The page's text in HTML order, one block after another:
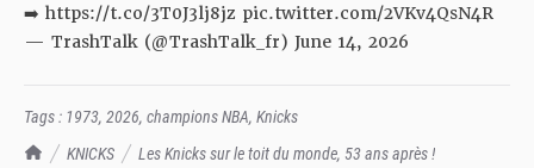
TrashTalk Actu NBA
KNICKS Les Knicks sur le toit du monde, 53 ans après !
➡️ https://t.co/3T0J3lj8jz pic.twitter.com/2VKv4QsN4R
— TrashTalk (@TrashTalk_fr) June 14, 2026
Tags : 1973, 2026, champions NBA, Knicks